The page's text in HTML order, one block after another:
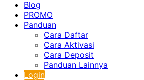
Blog
PROMO
Panduan
Cara Daftar
Cara Aktivasi
Cara Deposit
Panduan Lainnya
Login